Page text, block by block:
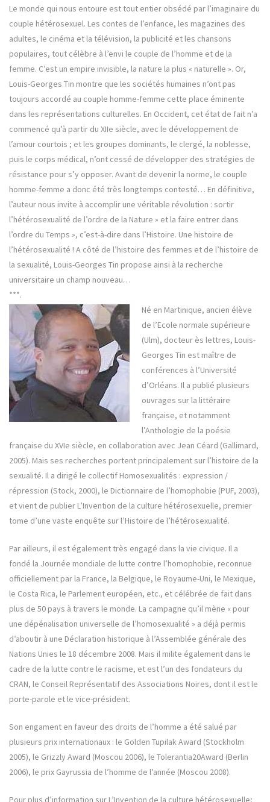
Le monde qui nous entoure est tout entier obsédé par l’imaginaire du
couple hétérosexuel. Les contes de l’enfance, les magazines des
adultes, le cinéma et la télévision, la publicité et les chansons
populaires, tout célèbre à l’envi le couple de l’homme et de la
femme. C’est un empire invisible, la nature la plus « naturelle ». Or,
Louis-Georges Tin montre que les sociétés humaines n’ont pas
toujours accordé au couple homme-femme cette place éminente
dans les représentations culturelles. En Occident, cet état de fait n’a
commencé qu’à partir du XIIe siècle, avec le développement de
l’amour courtois ; et les groupes dominants, le clergé, la noblesse,
puis le corps médical, n’ont cessé de développer des stratégies de
résistance pour s’y opposer. Avant de devenir la norme, le couple
homme-femme a donc été très longtemps contesté… En définitive,
l’auteur nous invite à accomplir une véritable révolution : sortir
l’hétérosexualité de l’ordre de la Nature » et la faire entrer dans
l’ordre du Temps », c’est-à-dire dans l’Histoire. Une histoire de
l’hétérosexualité ! A côté de l’histoire des femmes et de l’histoire de
la sexualité, Louis-Georges Tin propose ainsi à la recherche
universitaire un champ nouveau…
***.
Né en Martinique, ancien élève
de l’Ecole normale supérieure
(Ulm), docteur ès lettres, Louis-
Georges Tin est maître de
conférences à l’Université
d’Orléans. Il a publié plusieurs
ouvrages sur la littéraire
française, et notamment
l’Anthologie de la poésie
française du XVIe siècle, en collaboration avec Jean Céard (Gallimard,
2005). Mais ses recherches portent principalement sur l’histoire de la
sexualité. Il a dirigé le collectif Homosexualités : expression /
répression (Stock, 2000), le Dictionnaire de l’homophobie (PUF, 2003),
et vient de publier L’Invention de la culture hétérosexuelle, premier
tome d’une vaste enquête sur l’Histoire de l’hétérosexualité.
Par ailleurs, il est également très engagé dans la vie civique. Il a
fondé la Journée mondiale de lutte contre l’homophobie, reconnue
officiellement par la France, la Belgique, le Royaume-Uni, le Mexique,
le Costa Rica, le Parlement européen, etc., et célébrée de fait dans
plus de 50 pays à travers le monde. La campagne qu’il mène « pour
une dépénalisation universelle de l’homosexualité » a déjà permis
d’aboutir à une Déclaration historique à l’Assemblée générale des
Nations Unies le 18 décembre 2008. Mais il milite également dans le
cadre de la lutte contre le racisme, et est l’un des fondateurs du
CRAN, le Conseil Représentatif des Associations Noires, dont il est le
porte-parole et le vice-président.
Son engament en faveur des droits de l’homme a été salué par
plusieurs prix internationaux : le Golden Tupilak Award (Stockholm
2005), le Grizzly Award (Moscou 2006), le Tolerantia20Award (Berlin
2006), le prix Gayrussia de l’homme de l’année (Moscou 2008).
Pour plus d’information sur L’Invention de la culture hétérosexuelle;